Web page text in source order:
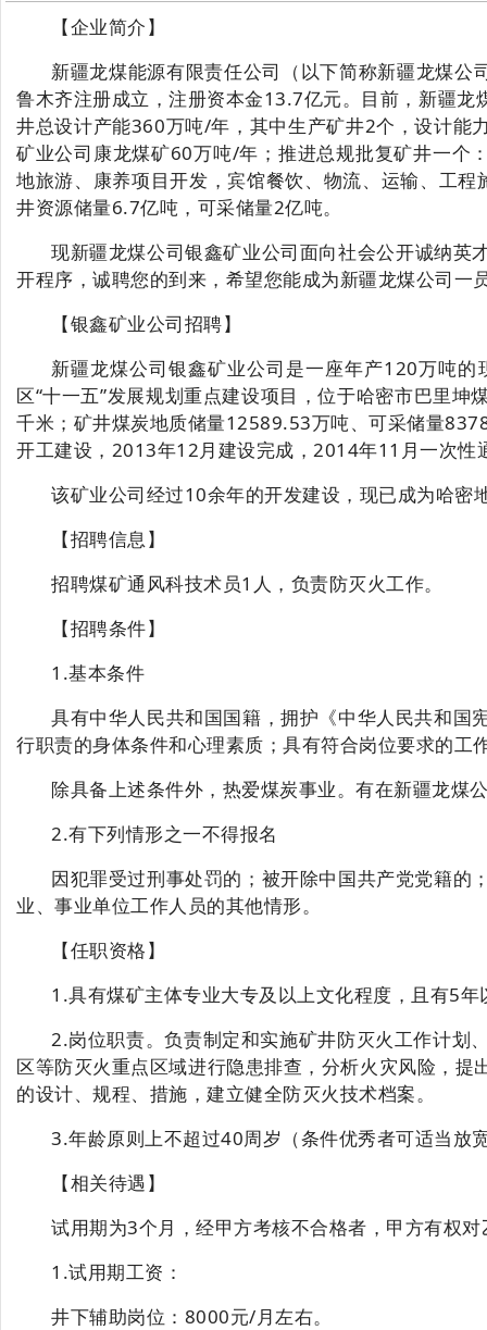
【企业简介】
新疆龙煤能源有限责任公司（以下简称新疆龙煤
鲁木齐注册成立，注册资本金13.7亿元。目前，新疆
井总设计产能360万吨/年，其中生产矿井2个，设计能
矿业公司康龙煤矿60万吨/年；推进总规批复矿井一个
地旅游、康养项目开发，宾馆餐饮、物流、运输、工
井资源储量6.7亿吨，可采储量2亿吨。
现新疆龙煤公司银鑫矿业公司面向社会公开诚纳英
开程序，诚聘您的到来， 希望您能成为新疆龙煤公司一
【银鑫矿业公司招聘】
新疆龙煤公司银鑫矿业公司 是一座年产120万吨的
区“十一五”发展规划重点建设项目，位于哈密市巴里坤
千米；矿井煤炭地质储量12589.53万吨、可采储量
开工建设，2013年12月建设完成，2014年11月一次性
该矿业公司经过10余年的开发建设，现已成为哈密
【招聘信息】
招聘煤矿通风科技术员1人，负责防灭火工作。
【招聘条件】
1.基本条件
具有中华人民共和国国籍，拥护《中华人民共和国
行职责的身体条件和心理素质；具有符合岗位要求的工
除具备上述条件外，热爱煤炭事业。有在新疆龙煤
2.有下列情形之一不得报名
因犯罪受过刑事处罚的；被开除中国共产党党籍
业、事业单位工作人员的其他情形。
【任职资格】
1.具有煤矿主体专业大专及以上文化程度，且有5
2.岗位职责。负责制定和实施矿井防灭火工作计划
区等防灭火重点区域进行隐患排查，分析火灾风险，
的设计、规程、措施，建立健全防灭火技术档案。
3.年龄原则上不超过40周岁（条件优秀者可适当放
【相关待遇】
试用期为3个月 ，经甲方考核不合格者，甲方有权
1.试用期工资：
井下辅助岗位： 8000元/月左右。